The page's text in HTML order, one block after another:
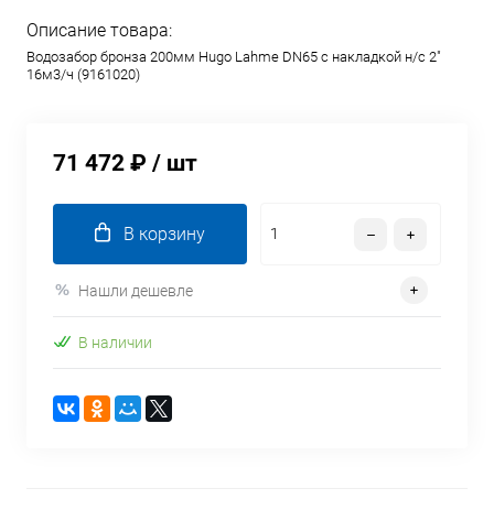
Описание товара:
Водозабор бронза 200мм Hugo Lahme DN65 с накладкой н/с 2"
16м3/ч (9161020)
71 472 ₽ / шт
В корзину
Нашли дешевле
В наличии